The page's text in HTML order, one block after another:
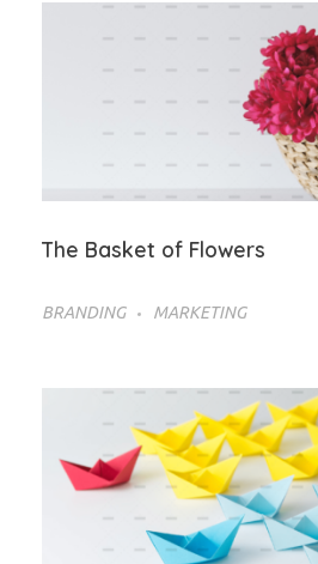
The Basket of Flowers
BRANDING MARKETING